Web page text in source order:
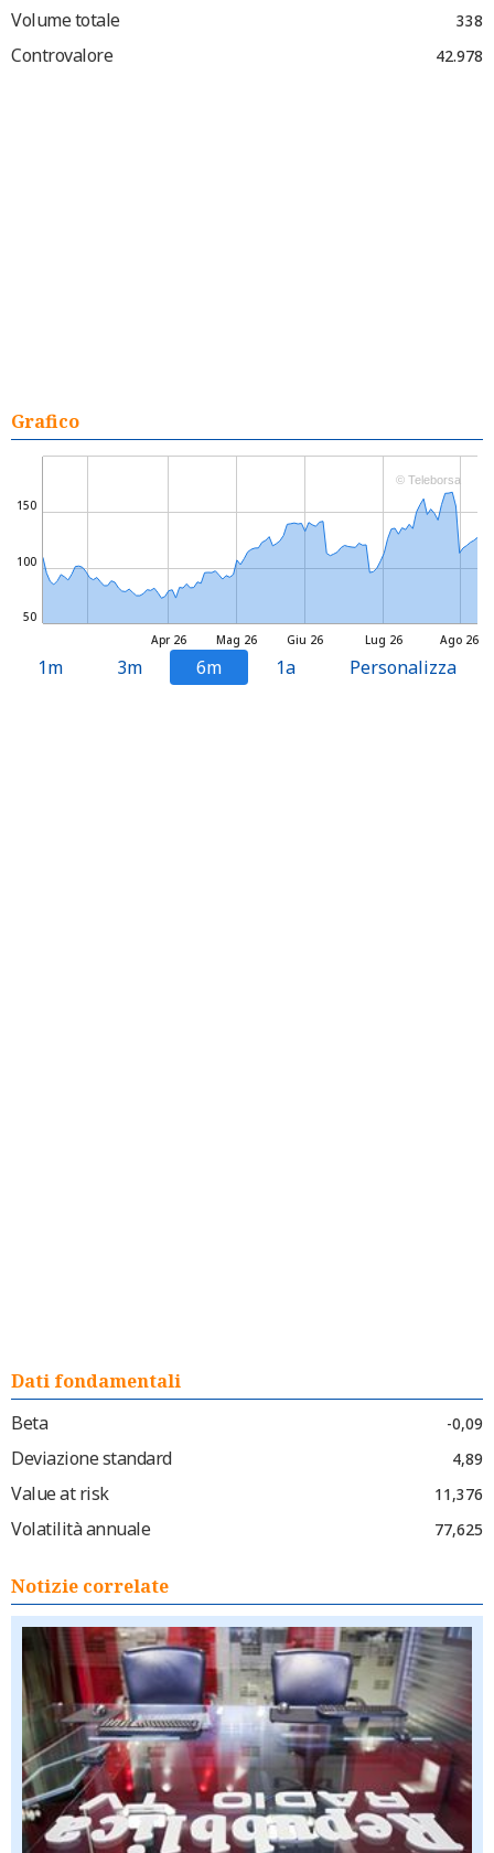
Volume totale 338
Controvalore 42.978
Grafico
Mag 26 Lug 26
Apr 26 Giu 26 Ago 26
50
100
150
© Teleborsa
1m 3m 6m 1a Personalizza
Dati fondamentali
Beta
-0,09
Deviazione standard 4,89
Value at risk 11,376
Volatilità annuale 77,625
Notizie correlate